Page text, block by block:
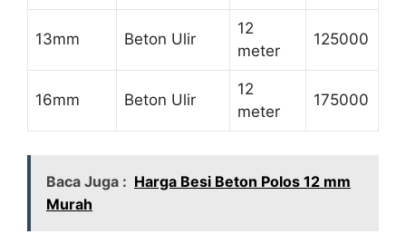
13mm Beton Ulir
12
meter
125000
16mm Beton Ulir
12
meter
175000
Baca Juga : Harga Besi Beton Polos 12 mm
Murah